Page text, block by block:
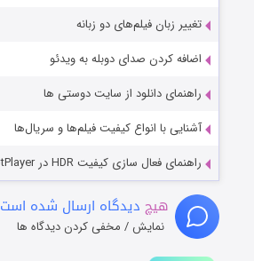
تغییر زبان فیلم‌های دو زبانه
اضافه کردن صدای دوبله به ویدئو
راهنمای دانلود از سایت دوستی ها
آشنایی با انواع کیفیت فیلم‌ها و سریال‌ها
راهنمای فعال سازی کیفیت HDR در PotPlayer
هیچ دیدگاه ارسال شده است
نمایش / مخفی کردن دیدگاه ها